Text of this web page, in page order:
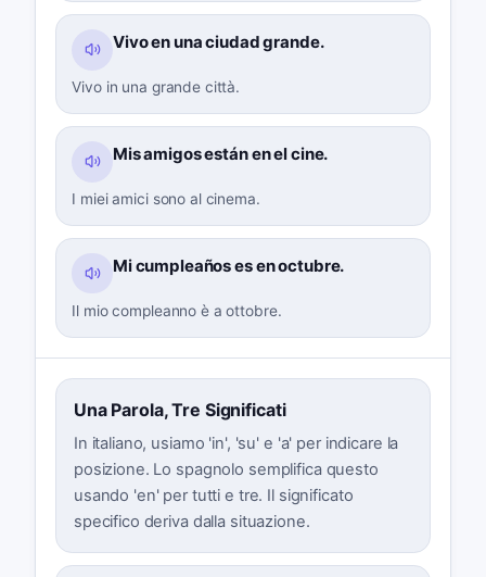
Vivo en una ciudad grande.
Vivo in una grande città.
Mis amigos están en el cine.
I miei amici sono al cinema.
Mi cumpleaños es en octubre.
Il mio compleanno è a ottobre.
Una Parola, Tre Significati
In italiano, usiamo 'in', 'su' e 'a' per indicare la
posizione. Lo spagnolo semplifica questo
usando 'en' per tutti e tre. Il significato
specifico deriva dalla situazione.